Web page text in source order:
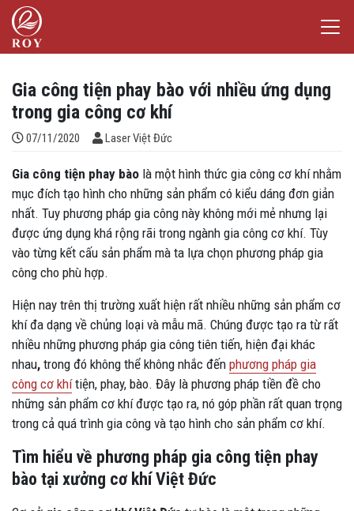
Chuyển đến nội dung
Laser Việt Đức
Gia công tiện phay bào với nhiều ứng dụng
trong gia công cơ khí
07/11/2020 Đăng bởi
Laser Việt Đức
Gia công tiện phay bào là một hình thức gia công cơ khí nhằm
mục đích tạo hình cho những sản phẩm có kiểu dáng đơn giản
nhất. Tuy phương pháp gia công này không mới mẻ nhưng lại
được ứng dụng khá rộng rãi trong ngành gia công cơ khí. Tùy
vào từng kết cấu sản phẩm mà ta lựa chọn phương pháp gia
công cho phù hợp.
Hiện nay trên thị trường xuất hiện rất nhiều những sản phẩm cơ
khí đa dạng về chủng loại và mẫu mã. Chúng được tạo ra từ rất
nhiều những phương pháp gia công tiên tiến, hiện đại khác
nhau, trong đó không thể không nhắc đến phương pháp gia
công cơ khítiện, phay, bào. Đây là phương pháp tiền đề cho
những sản phẩm cơ khí được tạo ra, nó góp phần rất quan trọng
trong cả quá trình gia công và tạo hình cho sản phẩm cơ khí.
Tìm hiểu về phương pháp gia công tiện phay
bào tại xưởng cơ khí Việt Đức